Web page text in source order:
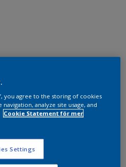
you agree to the storing of cookies
analyze site usage, and
Cookie Statement för mer
Settings